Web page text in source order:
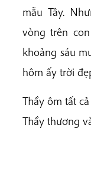
mẫu Tây.
vòng trên
khoảng sáu
hôm ấy trời
Thầy ôm tất
Thầy thương